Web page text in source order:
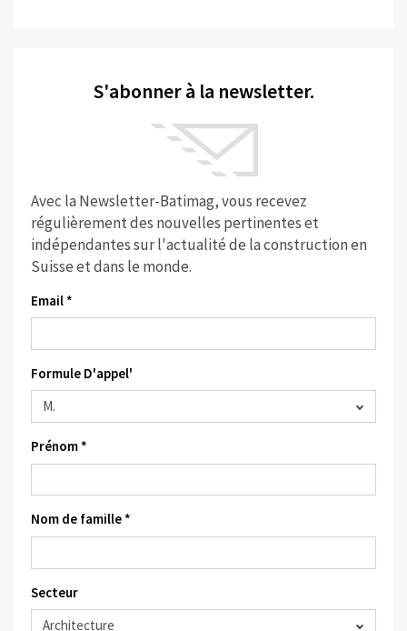
S'abonner à la newsletter.
Avec la Newsletter-Batimag, vous recevez
régulièrement des nouvelles pertinentes et
indépendantes sur l'actualité de la construction en
Suisse et dans le monde.
Email *
Formule D'appel'
Prénom *
Nom de famille *
Secteur